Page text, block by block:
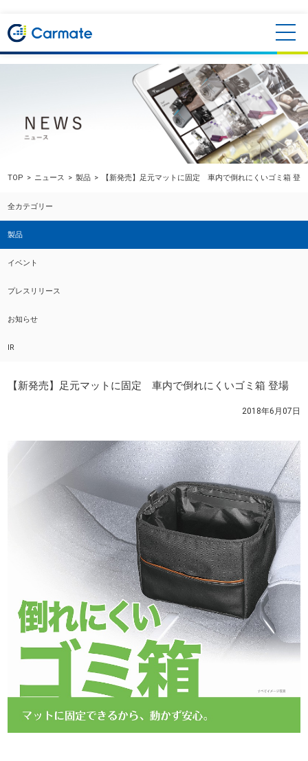
TOP ニュース 製品 【新発売】足元マットに固定 車内で倒れにくいゴミ箱 登場
全カテゴリー
製品
イベント
プレスリリース
お知らせ
IR
【新発売】足元マットに固定 車内で倒れにくいゴミ箱 登場
2018年6月07日